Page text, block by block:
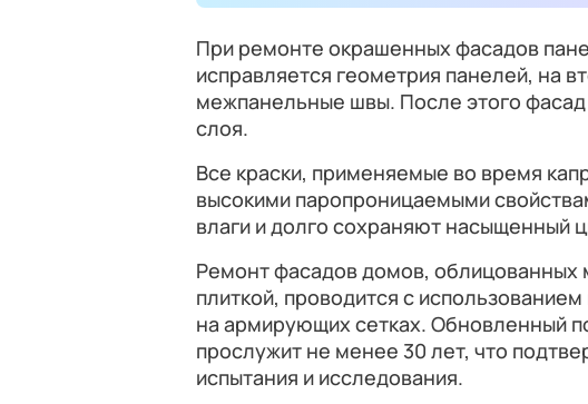
При ремонте окрашенных фасадов
исправляется геометрия панелей, на
межпанельные швы. После этого фасад
слоя.
Все краски, применяемые во время
высокими паропроницаемыми
влаги и долго сохраняют насыщенный
Ремонт фасадов домов,
плиткой, проводится с
на армирующих сетках. Обновленный
прослужит не менее 30 лет, что
испытания и исследования.